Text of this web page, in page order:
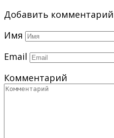
Добавить комментарий
Имя
Email
Комментарий